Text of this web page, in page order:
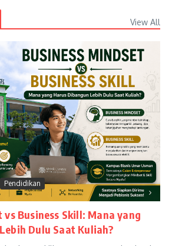
View All
Pendidikan
vs Business Skill: Mana yang
Dulu Saat Kuliah?